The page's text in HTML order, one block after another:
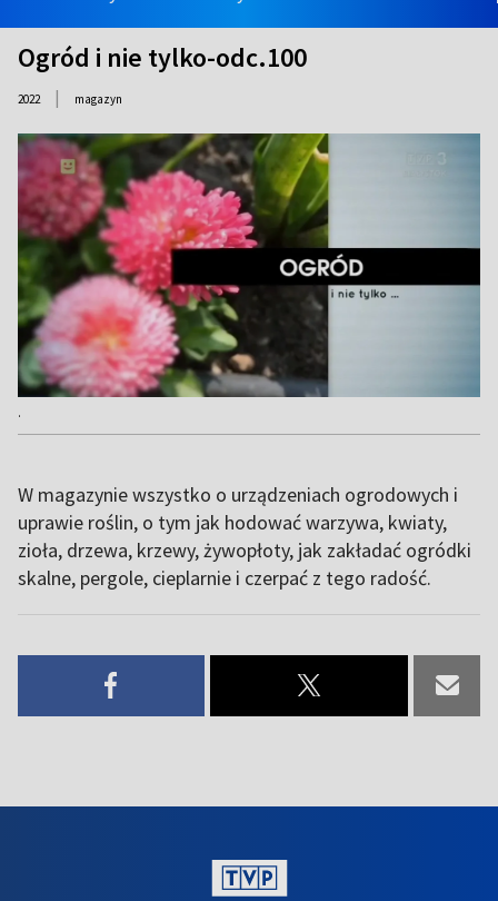
Ogród i nie tylko-odc.100
2022 | magazyn
.
W magazynie wszystko o urządzeniach ogrodowych i
uprawie roślin, o tym jak hodować warzywa, kwiaty,
zioła, drzewa, krzewy, żywopłoty, jak zakładać ogródki
skalne, pergole, cieplarnie i czerpać z tego radość.